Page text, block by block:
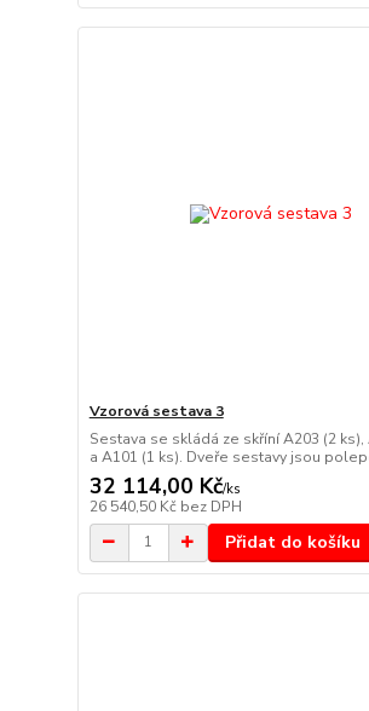
Vzorová sestava 3
Sestava se skládá ze skříní A203 (2 ks),
a A101 (1 ks). Dveře sestavy jsou
32 114,00 Kč/ks
26 540,50 Kč bez DPH
Přidat do košíku